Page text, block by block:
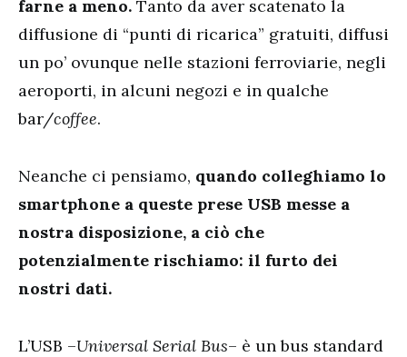
farne a meno. Tanto da aver scatenato la
diffusione di “punti di ricarica” gratuiti, diffusi
un po’ ovunque nelle stazioni ferroviarie, negli
aeroporti, in alcuni negozi e in qualche
bar/coffee.
Neanche ci pensiamo, quando colleghiamo lo
smartphone a queste prese USB messe a
nostra disposizione, a ciò che
potenzialmente rischiamo: il furto dei
nostri dati.
L’USB –Universal Serial Bus– è un bus standard